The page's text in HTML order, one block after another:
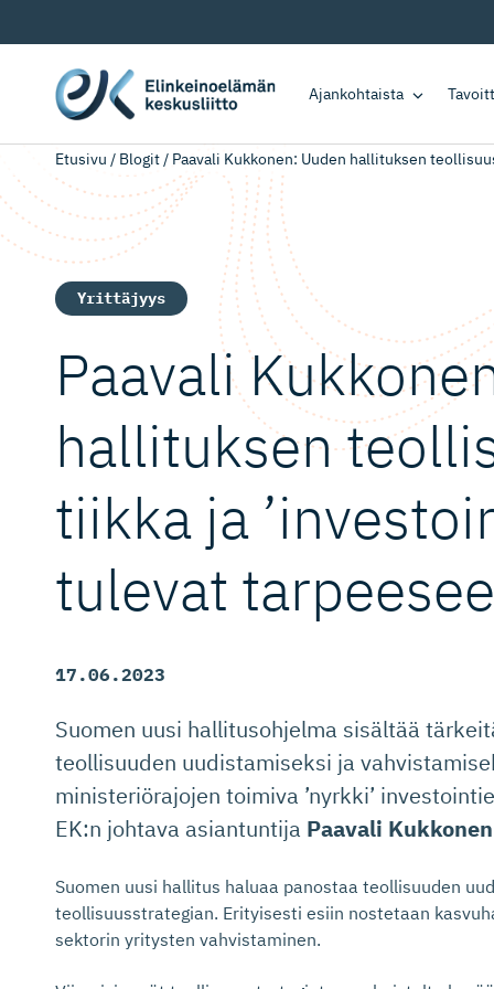
Ajankohtaista
Etusivu / Blogit/ Paavali Kukkonen: Uuden hallituksen
Yrittäjyys
Paavali
hallituksen
tiikka ja
tulevat
17.06.2023
Suomen uusi hallitusohjelma sisältää
teollisuuden uudistamiseksi ja
ministeriörajojen toimiva ’nyrkki’
EK:n johtava asiantuntija Paavali Kukkonen
Suomen uusi hallitus haluaa panostaa teollisuuden
teollisuusstrategian. Erityisesti esiin nostetaan
sektorin yritysten vahvistaminen.